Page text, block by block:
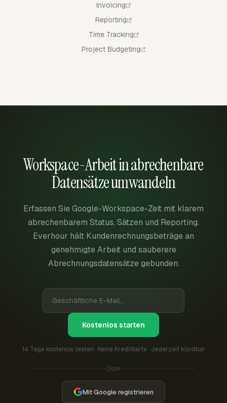
Invoicing
Reporting
Time Tracking
Project Budgeting
Workspace-Arbeit in abrechenbare
Datensätze umwandeln
Erfassen Sie Google-Workspace-Zeit mit klarem
abrechenbarem Status, Sätzen und Reporting.
Everhour hält Kundenrechnungsbeträge an
genehmigte Arbeit und sauberere
Abrechnungsdatensätze gebunden.
Kostenlos starten
14 Tage kostenlos testen · Keine Kreditkarte · Jederzeit kündbar
Oder
Mit Google registrieren